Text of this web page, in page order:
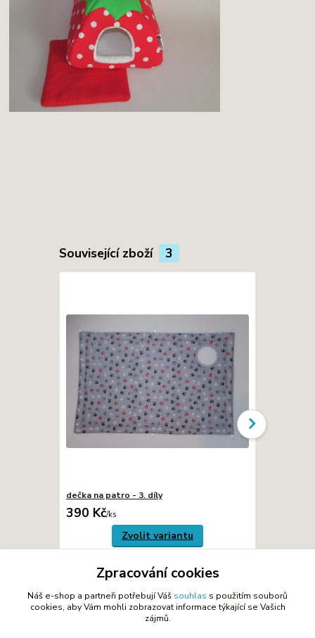
Související zboží 3
dečka na patro - 3. díly
390 Kč/ks
Zvolit variantu
Zboží zařazeno v kategoriích
Zpracování cookies
Náš e-shop a partneři potřebují Váš souhlas s použitím souborů
cookies, aby Vám mohli zobrazovat informace týkající se Vašich
zájmů.